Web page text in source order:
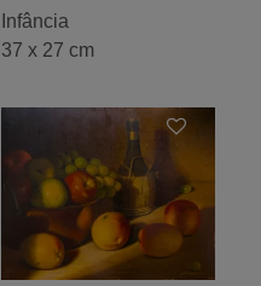
Infância
37 x 27 cm